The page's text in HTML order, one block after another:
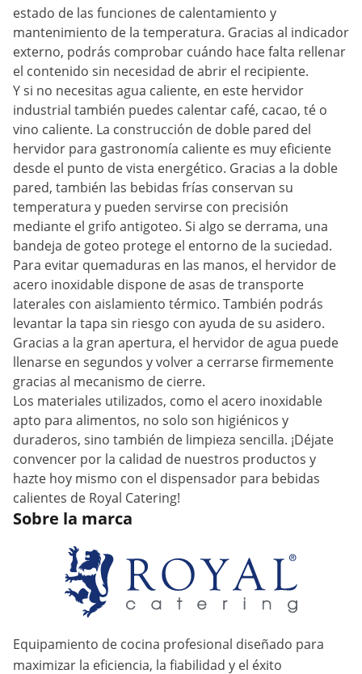
estado de las funciones de calentamiento y
mantenimiento de la temperatura. Gracias al indicador
externo, podrás comprobar cuándo hace falta rellenar
el contenido sin necesidad de abrir el recipiente.
Y si no necesitas agua caliente, en este hervidor
industrial también puedes calentar café, cacao, té o
vino caliente. La construcción de doble pared del
hervidor para gastronomía caliente es muy eficiente
desde el punto de vista energético. Gracias a la doble
pared, también las bebidas frías conservan su
temperatura y pueden servirse con precisión
mediante el grifo antigoteo. Si algo se derrama, una
bandeja de goteo protege el entorno de la suciedad.
Para evitar quemaduras en las manos, el hervidor de
acero inoxidable dispone de asas de transporte
laterales con aislamiento térmico. También podrás
levantar la tapa sin riesgo con ayuda de su asidero.
Gracias a la gran apertura, el hervidor de agua puede
llenarse en segundos y volver a cerrarse firmemente
gracias al mecanismo de cierre.
Los materiales utilizados, como el acero inoxidable
apto para alimentos, no solo son higiénicos y
duraderos, sino también de limpieza sencilla. ¡Déjate
convencer por la calidad de nuestros productos y
hazte hoy mismo con el dispensador para bebidas
calientes de Royal Catering!
Sobre la marca
Equipamiento de cocina profesional diseñado para
maximizar la eficiencia, la fiabilidad y el éxito